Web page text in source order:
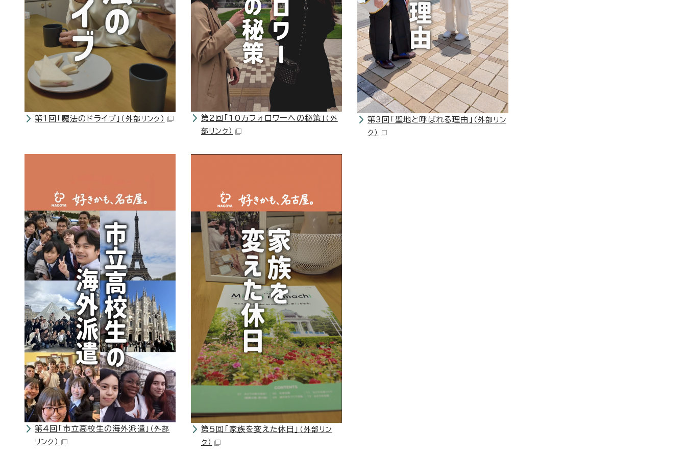
第1回「魔法のドライブ」 （外部リンク） 第2回「10万フォロワーへの秘策」 （外
部リンク）
第3回「聖地と呼ばれる理由」 （外部リン
ク）
第4回「市立高校生の海外派遣」 （外部
リンク）
第5回「家族を変えた休日」 （外部リン
ク）